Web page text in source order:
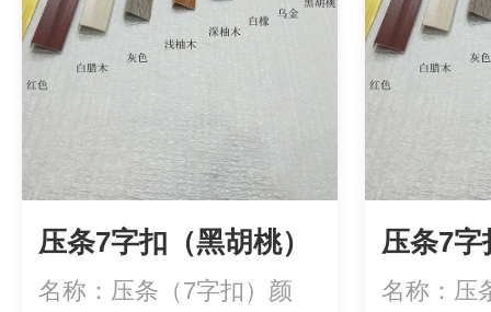
压条7字扣（黑胡桃）
名称：压条（7字扣）颜
压条7字
名称：压